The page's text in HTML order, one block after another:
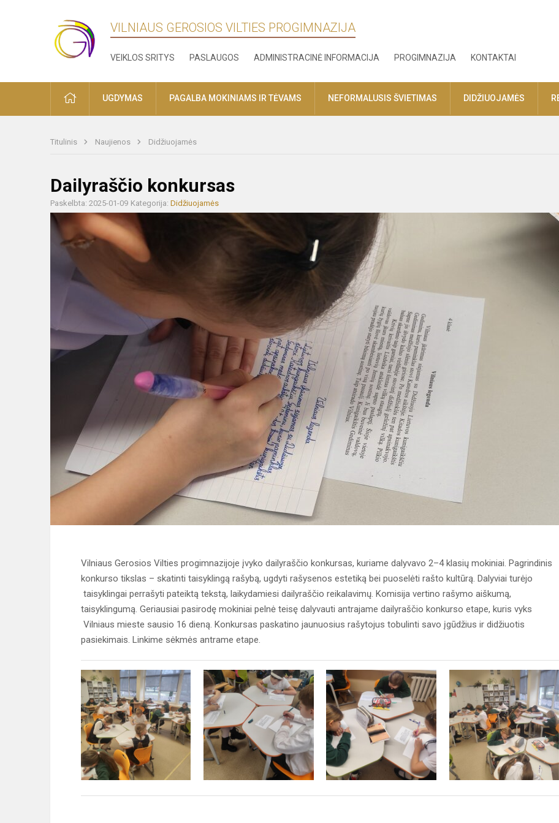
VILNIAUS GEROSIOS VILTIES PROGIMNAZIJA
VEIKLOS SRITYS PASLAUGOS ADMINISTRACINĖ INFORMACIJA PROGIMNAZIJA KONTAKTAI
PRADŽIAUGDYMAS PAGALBA MOKINIAMS IR TĖVAMS NEFORMALUSIS ŠVIETIMAS DIDŽIUOJAMĖS
Titulinis Naujienos Didžiuojamės
Dailyraščio konkursas
Paskelbta: 2025-01-09 Kategorija: Didžiuojamės
Vilniaus Gerosios Vilties progimnazijoje įvyko dailyraščio konkursas, kuriame dalyvavo 2–4 klasių mokiniai. Pagrindinis
konkurso tikslas – skatinti taisyklingą rašybą, ugdyti rašysenos estetiką bei puoselėti rašto kultūrą. Dalyviai turėjo
taisyklingai perrašyti pateiktą tekstą, laikydamiesi dailyraščio reikalavimų. Komisija vertino rašymo aiškumą,
taisyklingumą. Geriausiai pasirodę mokiniai pelnė teisę dalyvauti antrajame dailyraščio konkurso etape, kuris vyks
Vilniaus mieste sausio 16 dieną. Konkursas paskatino jaunuosius rašytojus tobulinti savo įgūdžius ir didžiuotis
pasiekimais. Linkime sėkmės antrame etape.